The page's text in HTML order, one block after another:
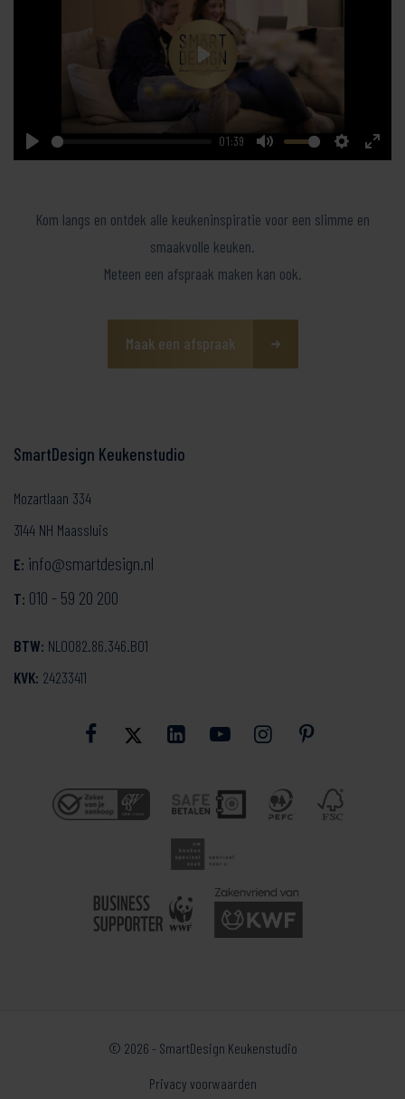
Play
01:39
Mute Settings
Enter
Kom langs en ontdek alle keukeninspiratie voor een slimme en
smaakvolle keuken.
Meteen een afspraak maken kan ook.
Maak een afspraak
SmartDesign Keukenstudio
Mozartlaan 334
3144 NH Maassluis
E: info@smartdesign.nl
T: 010 - 59 20 200
BTW: NL0082.86.346.B01
KVK: 24233411
© 2026 - SmartDesign Keukenstudio
Privacy voorwaarden